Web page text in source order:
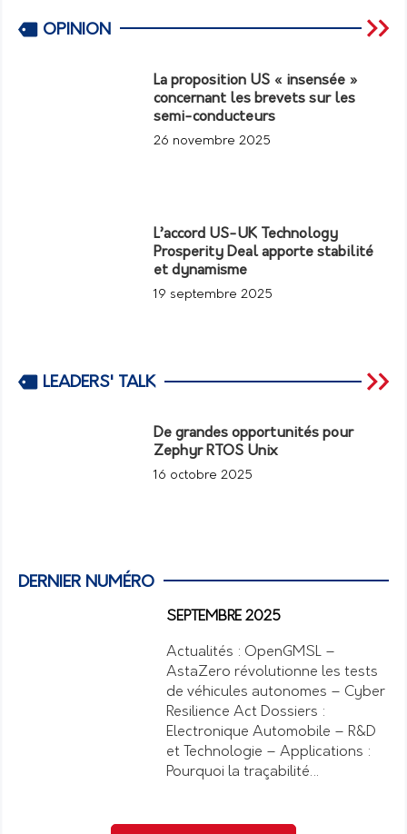
OPINION
La proposition US « insensée »
concernant les brevets sur les
semi-conducteurs
26 novembre 2025
L’accord US-UK Technology
Prosperity Deal apporte stabilité
et dynamisme
19 septembre 2025
LEADERS' TALK
De grandes opportunités pour
Zephyr RTOS Unix
16 octobre 2025
DERNIER NUMÉRO
SEPTEMBRE 2025
Actualités : OpenGMSL –
AstaZero révolutionne les tests
de véhicules autonomes – Cyber
Resilience Act Dossiers :
Electronique Automobile – R&D
et Technologie – Applications :
Pourquoi la traçabilité…